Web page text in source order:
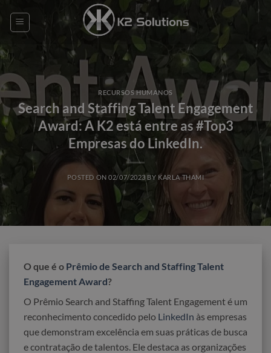
RECURSOS HUMANOS
Search and Staffing Talent Engagement
Award: A K2 está entre as #Top3
Empresas do LinkedIn.
POSTED ON02/07/2023 BY KARLA THAMI
O que é o Prêmio de Search and Staffing Talent
Engagement Award?
O Prêmio Search and Staffing Talent Engagement é um
reconhecimento concedido pelo LinkedIn às empresas
que demonstram excelência em suas práticas de busca
e contratação de talentos. Ele destaca as organizações